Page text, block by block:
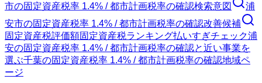
市の固定資産税率 1.4% / 都市計画税率の確認検索意図
浦
安市の固定資産税率 1.4% / 都市計画税率の確認改善候補
固定資産税評価額固定資産税ランキング払いすぎチェック浦
安の固定資産税率 1.4% / 都市計画税率の確認と近い事業を
選ぶ千葉の固定資産税率 1.4% / 都市計画税率の確認地域ペ
ージ